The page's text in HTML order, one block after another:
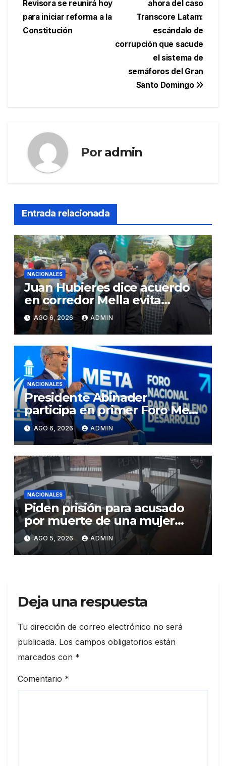
de
entradas
ahora del caso
Transcore Latam:
escándalo de
corrupción que sacude
el sistema de
semáforos del Gran
Santo Domingo
Revisora se reunirá hoy
para iniciar reforma a la
Constitución
Por admin
Entrada relacionada
NACIONALES
Juan Hubieres dice acuerdo
en corredor Mella evita
conflictos innecesarios
AGO 6, 2026 ADMIN
NACIONALES
Presidente Abinader
participa en primer Foro Meta
RD 2036 con miras a impulsar
el crecimiento económico,
fortalecer las instituciones y
elevar la productividad
AGO 6, 2026 ADMIN
NACIONALES
Piden prisión para acusado
por muerte de una mujer
durante intento de robo en
plaza comercial en Piantini
AGO 5, 2026 ADMIN
Deja una respuesta
Tu dirección de correo electrónico no será
publicada. Los campos obligatorios están
marcados con *
Comentario *